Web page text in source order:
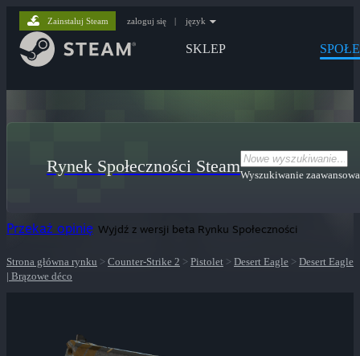
SKLEP
Zainstaluj Steam zaloguj się | język
Rynek Społeczności SteamWyszukiwanie
Przekaż opinię Wyjdź z wersji beta Rynku Społeczności
Strona główna rynku > Counter-Strike 2 > Pistolet > Desert Eagle > Desert Eagle
| Brązowe déco